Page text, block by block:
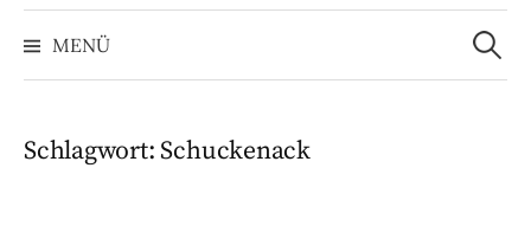
MENÜ
Suchen
nach:
Schlagwort:Schuckenack